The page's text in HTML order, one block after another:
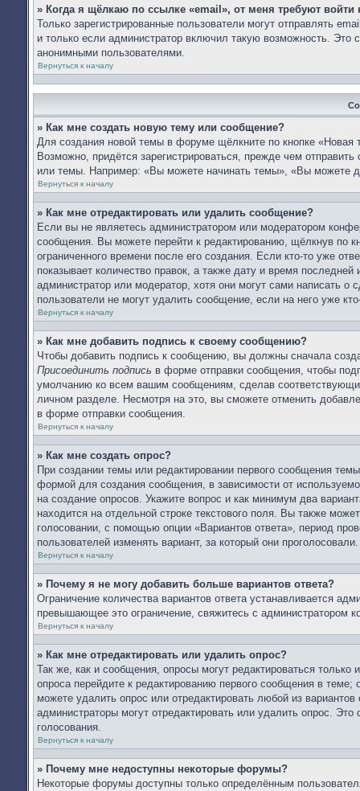
» Когда я щёлкаю по ссылке «email», от меня требуют
Только зарегистрированные пользователи могут отправлять
и только если администратор включил такую возможность. Это
анонимными пользователями.
Вернуться к началу
» Как мне создать новую тему или сообщение?
Для создания новой темы в форуме щёлкните по кнопке
Возможно, придётся зарегистрироваться, прежде чем
или темы. Например: «Вы можете начинать темы», «Вы можете
Вернуться к началу
» Как мне отредактировать или удалить сообщение?
Если вы не являетесь администратором или модератором
сообщения. Вы можете перейти к редактированию, щёлкнув по
ограниченного времени после его создания. Если кто-то уже
показывает количество правок, а также дату и время
администратор или модератор, хотя они могут сами написать
пользователи не могут удалить сообщение, если на него уже
Вернуться к началу
» Как мне добавить подпись к своему сообщению?
Чтобы добавить подпись к сообщению, вы должны сначала
Присоединить подпись в форме отправки сообщения, чтобы
умолчанию ко всем вашим сообщениям, сделав
личном разделе. Несмотря на это, вы сможете отменить
в форме отправки сообщения.
Вернуться к началу
» Как мне создать опрос?
При создании темы или редактировании первого сообщения
формой для создания сообщения, в зависимости от
на создание опросов. Укажите вопрос и как минимум два
находится на отдельной строке текстового поля. Вы также
голосовании, с помощью опции «Вариантов ответа», период
пользователей изменять вариант, за который они проголосовали.
Вернуться к началу
» Почему я не могу добавить больше вариантов ответа?
Ограничение количества вариантов ответа устанавливается
превышающее это ограничение, свяжитесь с администратором
Вернуться к началу
» Как мне отредактировать или удалить опрос?
Так же, как и сообщения, опросы могут редактироваться
опроса перейдите к редактированию первого сообщения в
можете удалить опрос или отредактировать любой из
администраторы могут отредактировать или удалить опрос.
голосования.
Вернуться к началу
» Почему мне недоступны некоторые форумы?
Некоторые форумы доступны только определённым